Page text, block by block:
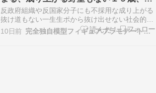
倒特権階級や反資本主義者の革新派にも
不採用の糞ゴミクズ
反政府組織や反国家分子にも不採用な成り上がる
抜け道もない一生生ポから抜け出せない社会的敗
北者、彼女ほしいがイケメン、ハンサム、ナイス
ガイに１３歳を奪われてどや顔されて改めて生活
10日前 完全独自模型フィギュアプラモデートの公開